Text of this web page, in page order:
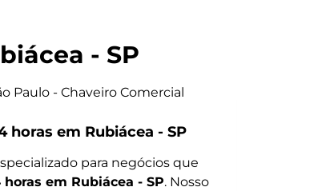
- SP
horas em Rubiácea - SP
para negócios que
em Rubiácea - SP. Nosso